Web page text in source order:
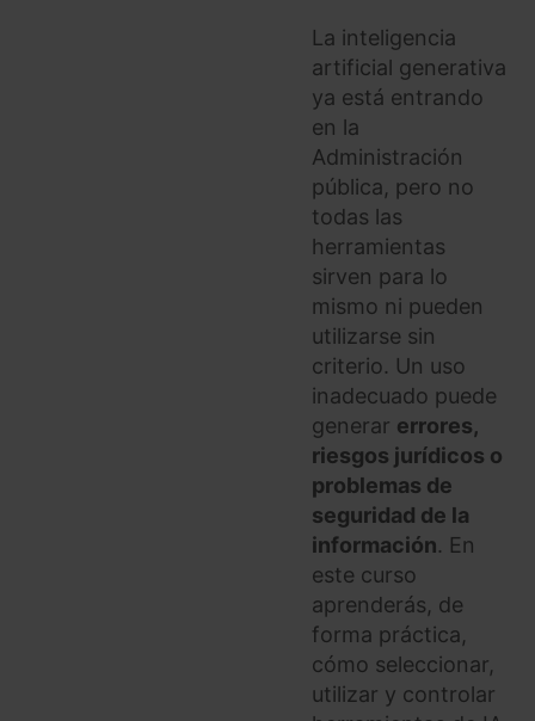
La inteligencia
artificial generativa
ya está entrando
en la
Administración
pública, pero no
todas las
herramientas
sirven para lo
mismo ni pueden
utilizarse sin
criterio. Un uso
inadecuado puede
generar errores,
riesgos jurídicos o
problemas de
seguridad de la
información. En
este curso
aprenderás, de
forma práctica,
cómo seleccionar,
utilizar y controlar